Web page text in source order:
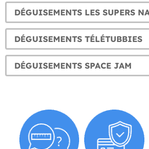
DÉGUISEMENTS LES SUPERS
DÉGUISEMENTS TÉLÉTUBBIES
DÉGUISEMENTS SPACE JAM